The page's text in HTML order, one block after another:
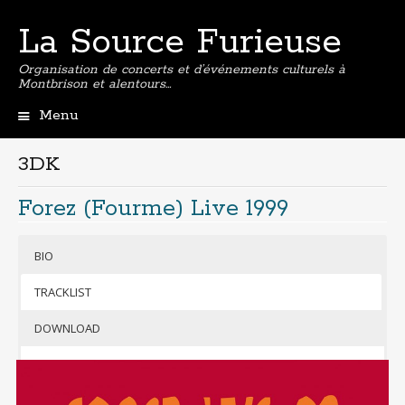
La Source Furieuse
Organisation de concerts et d’événements culturels à
Montbrison et alentours…
Menu
contenu
principal
3DK
Forez (Fourme) Live 1999
BIO
TRACKLIST
DOWNLOAD